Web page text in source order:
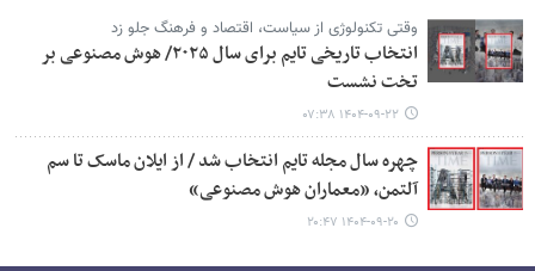
وقتی تکنولوژی از سیاست، اقتصاد و فرهنگ جلو زد
انتخاب تاریخی تایم برای سال ۲۰۲۵/ هوش مصنوعی بر
تخت نشست
۱۴۰۴-۰۹-۲۲ ۰۷:۳۸
چهره سال مجله تایم انتخاب شد / از ایلان ماسک تا سم
آلتمن، «معماران هوش مصنوعی»
۱۴۰۴-۰۹-۲۰ ۲۰:۴۷